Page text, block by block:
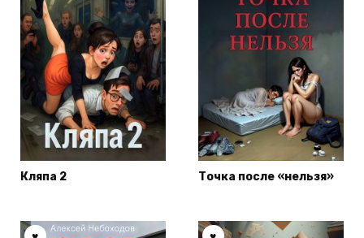
Кляпа 2 Точка после «нельзя»